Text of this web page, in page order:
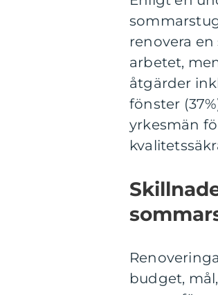
renovera
arbetet,
åtgärder
fönster
yrkesmän
budget,